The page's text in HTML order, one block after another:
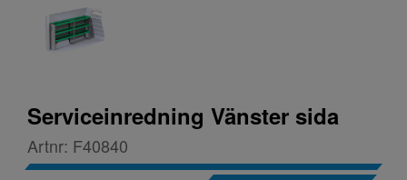
Serviceinredning Vänster sida
Artnr: F40840